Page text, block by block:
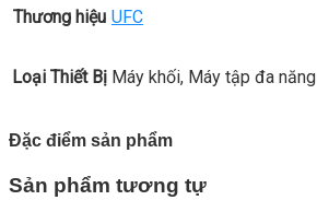
Thương hiệu UFC
Loại Thiết Bị Máy khối, Máy tập đa năng
Đặc điểm sản phẩm
Sản phẩm tương tự